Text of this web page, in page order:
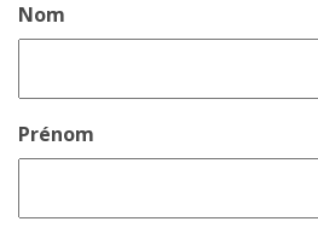
Nom
Prénom